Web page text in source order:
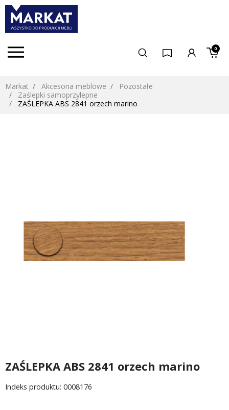
0
Markat Akcesoria meblowe
Pozostałe
Zaślepki samoprzylepne
ZAŚLEPKA ABS 2841 orzech marino
ZAŚLEPKA ABS 2841 orzech marino
Indeks produktu: 0008176